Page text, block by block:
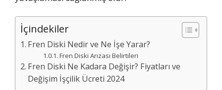
İçindekiler
Fren Diski Nedir ve Ne İşe Yarar?
Fren Diski Arızası Belirtileri
Fren Diski Ne Kadara Değişir? Fiyatları ve
Değişim İşçilik Ücreti 2024